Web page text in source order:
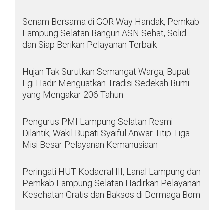
Senam Bersama di GOR Way Handak, Pemkab
Lampung Selatan Bangun ASN Sehat, Solid
dan Siap Berikan Pelayanan Terbaik
Hujan Tak Surutkan Semangat Warga, Bupati
Egi Hadir Menguatkan Tradisi Sedekah Bumi
yang Mengakar 206 Tahun
Pengurus PMI Lampung Selatan Resmi
Dilantik, Wakil Bupati Syaiful Anwar Titip Tiga
Misi Besar Pelayanan Kemanusiaan
Peringati HUT Kodaeral III, Lanal Lampung dan
Pemkab Lampung Selatan Hadirkan Pelayanan
Kesehatan Gratis dan Baksos di Dermaga Bom